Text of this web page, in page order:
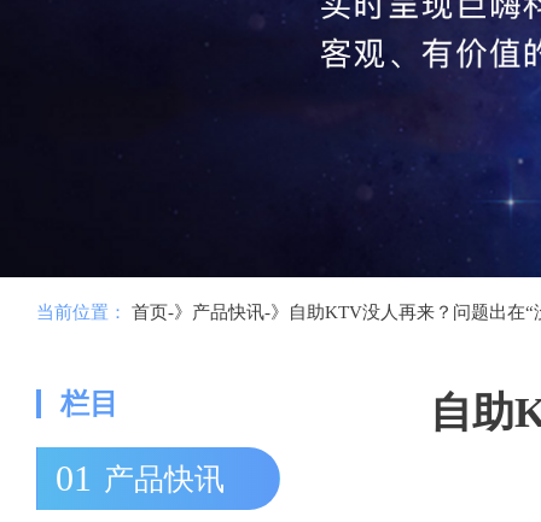
当前位置： 首页-》 产品快讯-》 自助KTV没人再来？问题出在“
栏目
01 产品快讯
自助